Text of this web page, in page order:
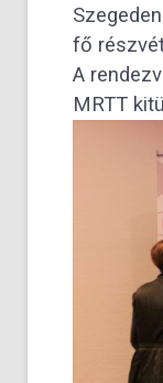
fő
A
MRTT